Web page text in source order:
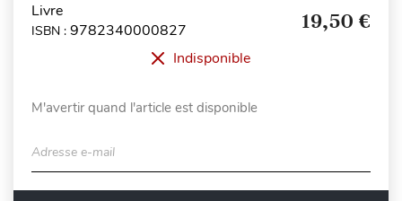
Livre
ISBN : 9782340000827 19,50 €
Indisponible
M'avertir quand l'article est disponible
Adresse e-mail